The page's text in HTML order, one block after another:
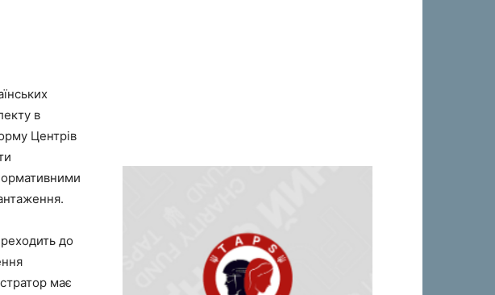
в
Центрів
до
має